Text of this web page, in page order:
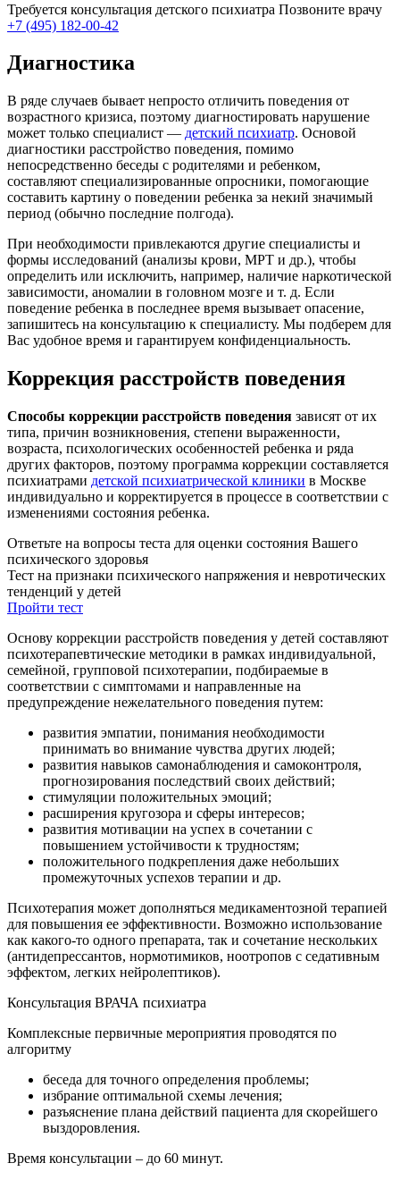
Требуется консультация детского психиатра Позвоните врачу
+7 (495) 182-00-42
Диагностика
В ряде случаев бывает непросто отличить поведения от
возрастного кризиса, поэтому диагностировать нарушение
может только специалист — детский психиатр. Основой
диагностики расстройство поведения, помимо
непосредственно беседы с родителями и ребенком,
составляют специализированные опросники, помогающие
составить картину о поведении ребенка за некий значимый
период (обычно последние полгода).
При необходимости привлекаются другие специалисты и
формы исследований (анализы крови, МРТ и др.), чтобы
определить или исключить, например, наличие наркотической
зависимости, аномалии в головном мозге и т. д. Если
поведение ребенка в последнее время вызывает опасение,
запишитесь на консультацию к специалисту. Мы подберем для
Вас удобное время и гарантируем конфиденциальность.
Коррекция расстройств поведения
Способы коррекции расстройств поведения зависят от их
типа, причин возникновения, степени выраженности,
возраста, психологических особенностей ребенка и ряда
других факторов, поэтому программа коррекции составляется
психиатрами детской психиатрической клиники в Москве
индивидуально и корректируется в процессе в соответствии с
изменениями состояния ребенка.
Ответьте на вопросы теста для оценки состояния Вашего
психического здоровья
Тест на признаки психического напряжения и невротических
тенденций у детей
Пройти тест
Основу коррекции расстройств поведения у детей составляют
психотерапевтические методики в рамках индивидуальной,
семейной, групповой психотерапии, подбираемые в
соответствии с симптомами и направленные на
предупреждение нежелательного поведения путем:
развития эмпатии, понимания необходимости
принимать во внимание чувства других людей;
развития навыков самонаблюдения и самоконтроля,
прогнозирования последствий своих действий;
стимуляции положительных эмоций;
расширения кругозора и сферы интересов;
развития мотивации на успех в сочетании с
повышением устойчивости к трудностям;
положительного подкрепления даже небольших
промежуточных успехов терапии и др.
Психотерапия может дополняться медикаментозной терапией
для повышения ее эффективности. Возможно использование
как какого-то одного препарата, так и сочетание нескольких
(антидепрессантов, нормотимиков, ноотропов с седативным
эффектом, легких нейролептиков).
Консультация ВРАЧА психиатра
Комплексные первичные мероприятия проводятся по
алгоритму
беседа для точного определения проблемы;
избрание оптимальной схемы лечения;
разъяснение плана действий пациента для скорейшего
выздоровления.
Время консультации – до 60 минут.